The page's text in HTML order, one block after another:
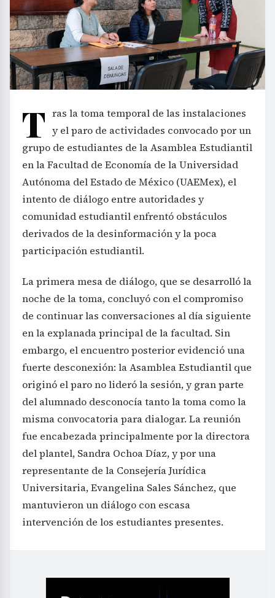
T ras la toma temporal de las instalaciones
y el paro de actividades convocado por un
grupo de estudiantes de la Asamblea Estudiantil
en la Facultad de Economía de la Universidad
Autónoma del Estado de México (UAEMex), el
intento de diálogo entre autoridades y
comunidad estudiantil enfrentó obstáculos
derivados de la desinformación y la poca
participación estudiantil.
La primera mesa de diálogo, que se desarrolló la
noche de la toma, concluyó con el compromiso
de continuar las conversaciones al día siguiente
en la explanada principal de la facultad. Sin
embargo, el encuentro posterior evidenció una
fuerte desconexión: la Asamblea Estudiantil que
originó el paro no lideró la sesión, y gran parte
del alumnado desconocía tanto la toma como la
misma convocatoria para dialogar. La reunión
fue encabezada principalmente por la directora
del plantel, Sandra Ochoa Díaz, y por una
representante de la Consejería Jurídica
Universitaria, Evangelina Sales Sánchez, que
mantuvieron un diálogo con escasa
intervención de los estudiantes presentes.